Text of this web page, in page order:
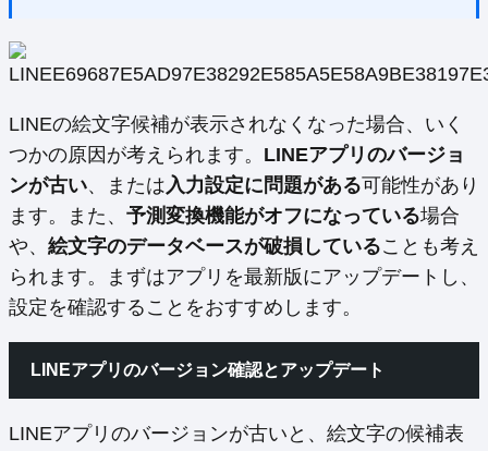
LINEの絵文字候補が表示されなくなった場合、いく
つかの原因が考えられます。 LINEアプリのバージョ
ンが古い、または 入力設定に問題がある可能性があり
ます。また、 予測変換機能がオフになっている場合
や、 絵文字のデータベースが破損していることも考え
られます。まずはアプリを最新版にアップデートし、
設定を確認することをおすすめします。
LINEアプリのバージョン確認とアップデート
LINEアプリのバージョンが古いと、絵文字の候補表